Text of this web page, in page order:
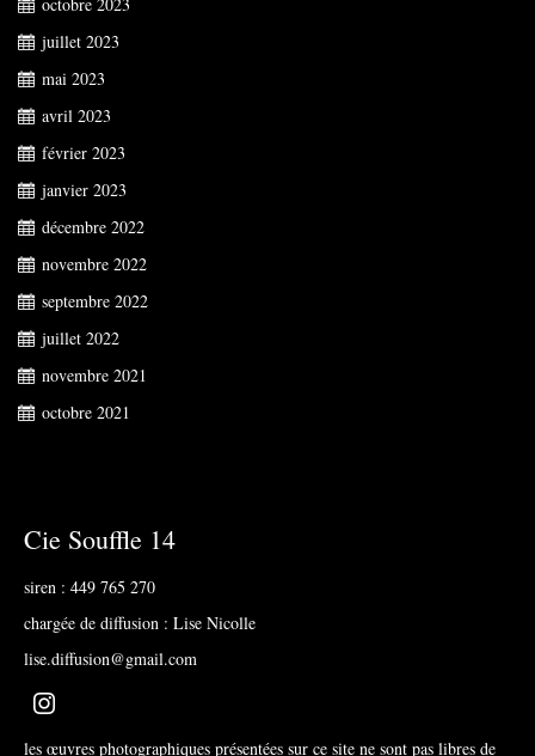
juillet 2023
mai 2023
avril 2023
février 2023
janvier 2023
décembre 2022
novembre 2022
septembre 2022
juillet 2022
novembre 2021
octobre 2021
Cie Souffle 14
siren : 449 765 270
chargée de diffusion : Lise Nicolle
lise.diffusion@gmail.com
les œuvres photographiques présentées sur ce site ne sont pas libres de